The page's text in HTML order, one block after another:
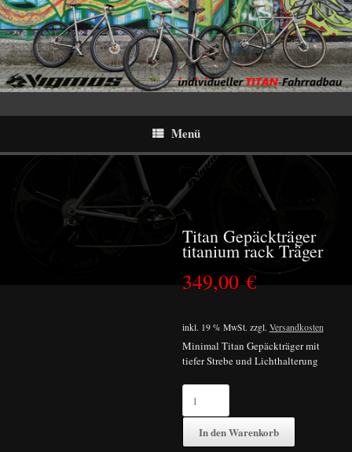
Menü
Titan Gepäckträger
titanium rack Träger
349,00 €
inkl. 19 % MwSt. zzgl. Versandkosten
Minimal Titan Gepäckträger mit
tiefer Strebe und Lichthalterung
Titan
Gepäckträger
titanium
rackIn den Warenkorb